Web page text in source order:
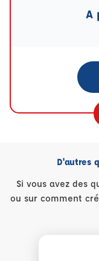
A
D'autres
Si vous avez des
ou sur comment